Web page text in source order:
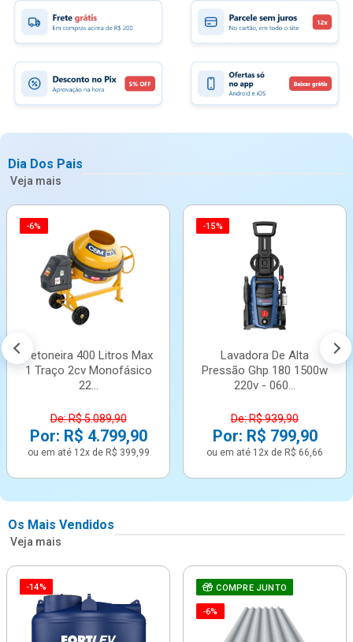
Dia Dos Pais
Veja mais
-6%
Betoneira 400 Litros Max
1 Traço 2cv Monofásico
22...
De: R$ 5.089,90
Por: R$ 4.799,90
ou em até 12x de R$ 399,99
-15%
Lavadora De Alta
Pressão Ghp 180 1500w
220v - 060...
De: R$ 939,90
Por: R$ 799,90
ou em até 12x de R$ 66,66
Os Mais Vendidos
Veja mais
-14% COMPRE JUNTO
-6%